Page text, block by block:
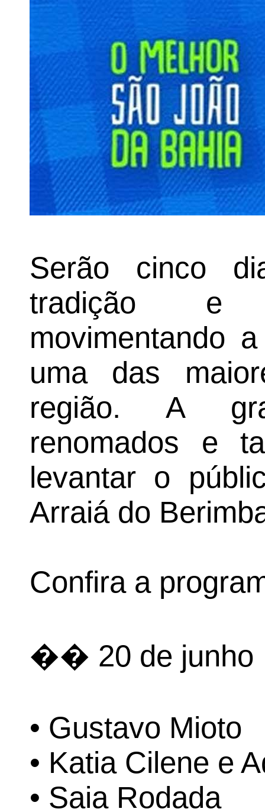
Serão cinco
tradição e
movimentando
uma das
região. A
renomados e
levantar o
Arraiá do
Confira a
�� 20 de junho
• Gustavo Mioto
• Katia Cilene e
• Saia Rodada